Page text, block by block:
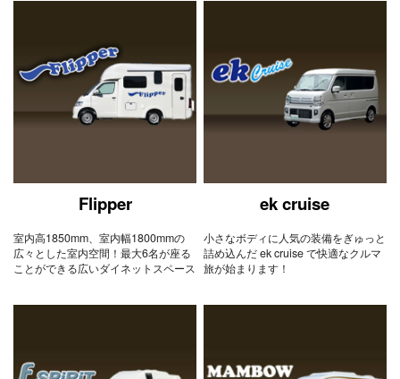
Flipper
室内高1850mm、室内幅1800mmの
広々とした室内空間！最大6名が座る
ことができる広いダイネットスペース
ek cruise
小さなボディに人気の装備をぎゅっと
詰め込んだ ek cruise で快適なクルマ
旅が始まります！